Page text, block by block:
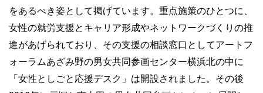
をあるべき姿として掲げています。重点施策のひとつに、
女性の就労支援とキャリア形成やネットワークづくりの推
進があげられており、その支援の相談窓口としてアートフ
ォーラムあざみ野の男女共同参画センター横浜北の中に
「女性としごと応援デスク」は開設されました。その後